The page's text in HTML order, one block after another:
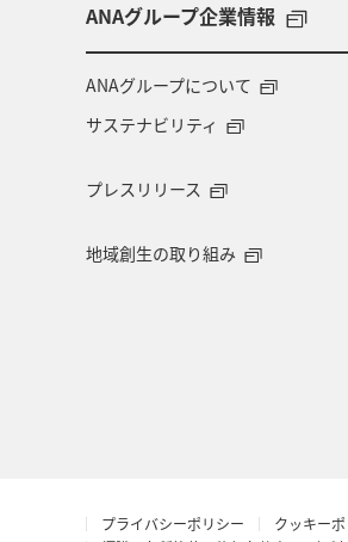
ANAグループ企業情報
ANAグループについて
サステナビリティ
プレスリリース
地域創生の取り組み
プライバシーポリシー クッキー